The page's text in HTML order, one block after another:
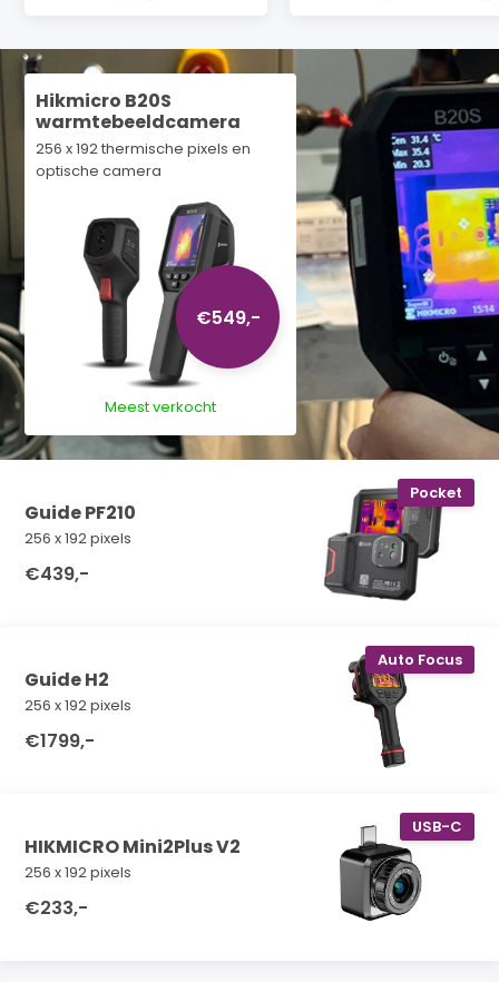
Guide PF210
256 x 192 pixels
€439,-
Pocket
Guide H2
256 x 192 pixels
€1799,-
Auto Focus
HIKMICRO Mini2Plus V2
256 x 192 pixels
€233,-
USB-C
Hikmicro B20S
warmtebeeldcamera
256 x 192 thermische pixels en
optische camera
€549,-
Meest verkocht